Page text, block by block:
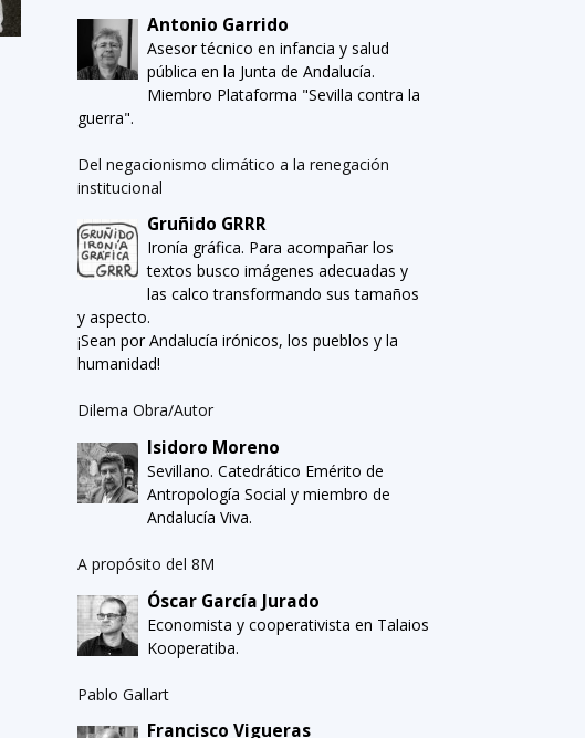
Antonio Garrido
Asesor técnico en infancia y salud
pública en la Junta de Andalucía.
Miembro Plataforma "Sevilla contra la
guerra".
Del negacionismo climático a la renegación
institucional
Gruñido GRRR
Ironía gráfica. Para acompañar los
textos busco imágenes adecuadas y
las calco transformando sus tamaños
y aspecto.
¡Sean por Andalucía irónicos, los pueblos y la
humanidad!
Dilema Obra/Autor
Isidoro Moreno
Sevillano. Catedrático Emérito de
Antropología Social y miembro de
Andalucía Viva.
A propósito del 8M
Óscar García Jurado
Economista y cooperativista en Talaios
Kooperatiba.
Pablo Gallart
Francisco Vigueras